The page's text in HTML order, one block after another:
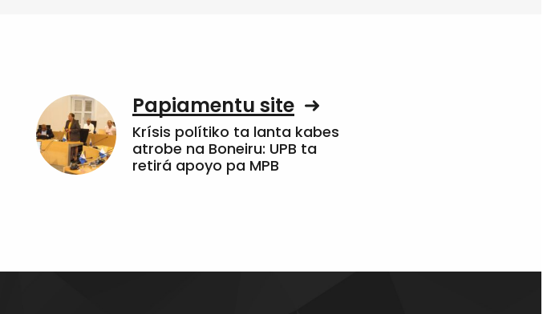
Papiamentu site
Krísis polítiko ta lanta kabes
atrobe na Boneiru: UPB ta
retirá apoyo pa MPB